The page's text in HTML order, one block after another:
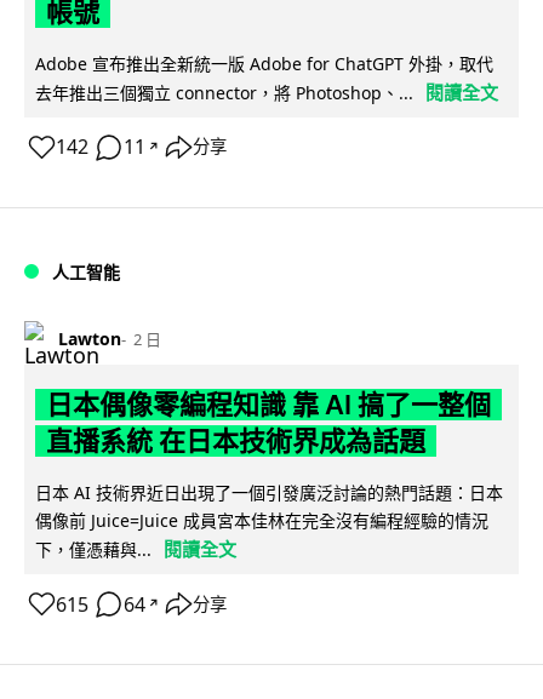
帳號
Adobe 宣布推出全新統一版 Adobe for ChatGPT 外掛，取代
去年推出三個獨立 connector，將 Photoshop、...
閱讀全文
142 11 ↗ 分享
人工智能
Lawton 2 日
日本偶像零編程知識 靠 AI 搞了一整個
直播系統 在日本技術界成為話題
日本 AI 技術界近日出現了一個引發廣泛討論的熱門話題：日本
偶像前 Juice=Juice 成員宮本佳林在完全沒有編程經驗的情況
下，僅憑藉與...
閱讀全文
615 64 ↗ 分享